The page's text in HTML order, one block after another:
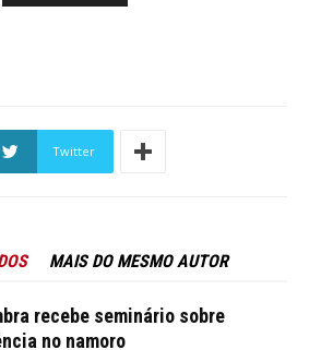
Twitter
MAIS DO MESMO AUTOR
recebe seminário sobre
no namoro